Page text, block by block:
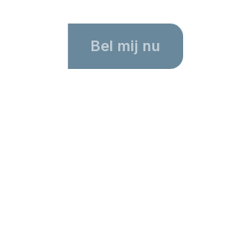
Bel mij nu